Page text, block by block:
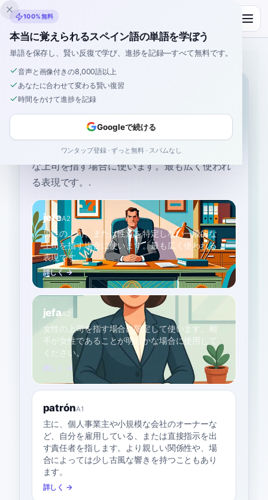
Inklingo
「上司」のスペイン語
の最も一般的なスペイン語は“
”
男性の上司、または性別を特定しない一般的
な上司を指す場合に使います。最も広く使われ
る表現です。 .
jefeA2
男性の上司、または性別を特定しない一般的な
上司を指す場合に使います。最も広く使われる
表現です。
詳しく →
jefaA2
女性の上司を指す場合に限定して使います。相
手が女性であることが明らかな場合に使用して
ください。
詳しく →
patrónA1
主に、個人事業主や小規模な会社のオーナーな
ど、自分を雇用している、または直接指示を出
す責任者を指します。より親しい関係性や、場
合によっては少し古風な響きを持つこともあり
ます。
詳しく →
100%無料
本当に覚えられるスペイン語の単語を学ぼう
単語を保存し、賢い反復で学び、進捗を記録—すべて無料です。
音声と画像付きの8,000語以上
あなたに合わせて変わる賢い復習
時間をかけて進捗を記録
Googleで続ける
ワンタップ登録 · ずっと無料 · スパムなし